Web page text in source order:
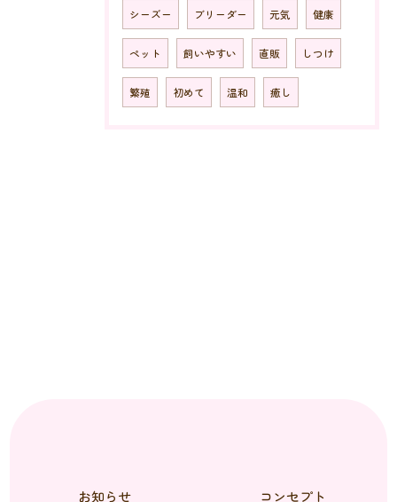
シーズー ブリーダー 元気 健康
ペット 飼いやすい 直販 しつけ
繁殖 初めて 温和 癒し
お知らせ コンセプト